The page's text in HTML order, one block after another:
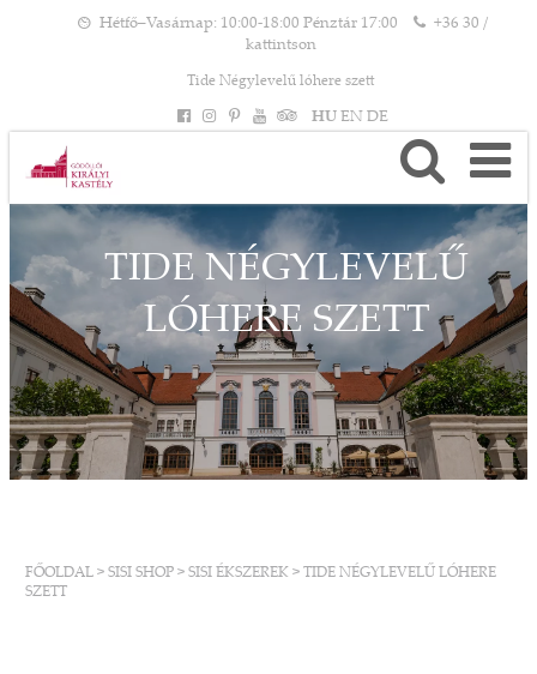
Hétfő–Vasárnap: 10:00-18:00 Pénztár 17:00
+36 30 /
kattintson
Tide Négylevelű lóhere szett
HU EN DE
TIDE NÉGYLEVELŰ
LÓHERE SZETT
FŐOLDAL > SISI SHOP > SISI ÉKSZEREK > TIDE NÉGYLEVELŰ LÓHERE
SZETT